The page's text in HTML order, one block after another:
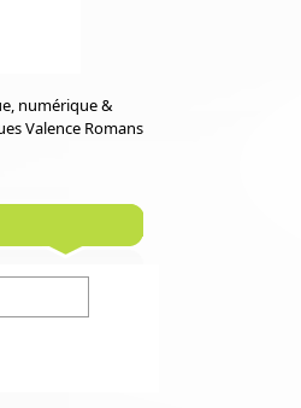
numérique &
Valence Romans